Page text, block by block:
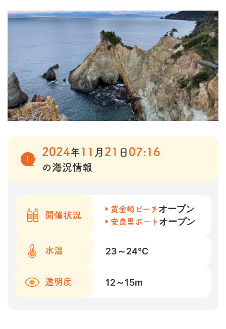
2024年 11 月 21 日 07:16
の海況情報
開催状況
黄金崎ビーチオープン
安良里ボート オープン
水温 23～24℃
透明度 12～15m